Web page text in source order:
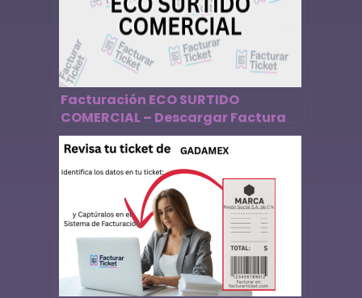
Facturación ECO SURTIDO
COMERCIAL – Descargar Factura